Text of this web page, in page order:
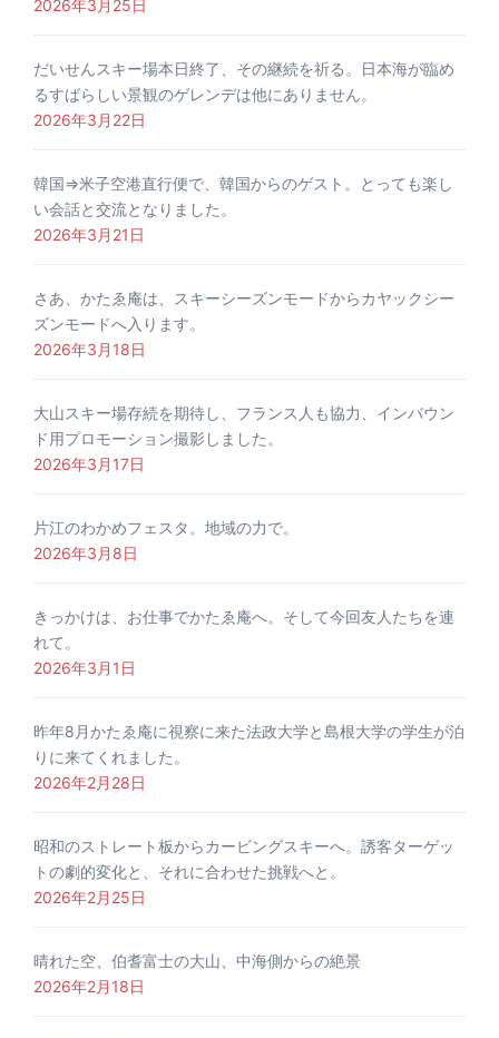
2026年3月25日
だいせんスキー場本日終了、その継続を祈る。日本海が臨め
るすばらしい景観のゲレンデは他にありません。
2026年3月22日
韓国⇒米子空港直行便で、韓国からのゲスト。とっても楽し
い会話と交流となりました。
2026年3月21日
さあ、かたゑ庵は、スキーシーズンモードからカヤックシー
ズンモードへ入ります。
2026年3月18日
大山スキー場存続を期待し、フランス人も協力、インバウン
ド用プロモーション撮影しました。
2026年3月17日
片江のわかめフェスタ。地域の力で。
2026年3月8日
きっかけは、お仕事でかたゑ庵へ。そして今回友人たちを連
れて。
2026年3月1日
昨年8月かたゑ庵に視察に来た法政大学と島根大学の学生が泊
りに来てくれました。
2026年2月28日
昭和のストレート板からカービングスキーへ。誘客ターゲッ
トの劇的変化と、それに合わせた挑戦へと。
2026年2月25日
晴れた空、伯耆富士の大山、中海側からの絶景
2026年2月18日